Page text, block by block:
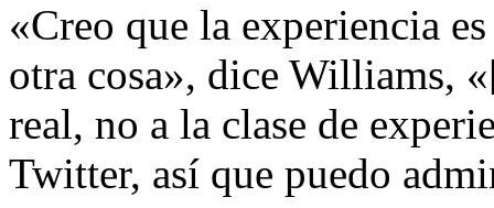
«Creo que la experiencia
otra cosa», dice Williams,
real, no a la clase de
Twitter, así que puedo